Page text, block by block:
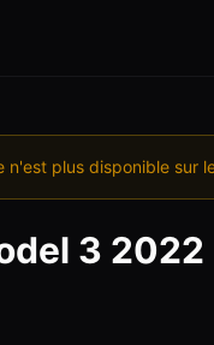
n'est plus disponible sur
3 2022